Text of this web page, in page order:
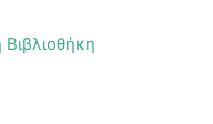
Βιβλιοθήκη